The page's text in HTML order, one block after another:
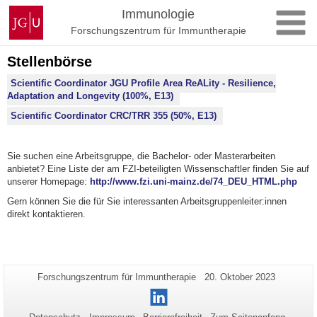
Zum
Inhalt
springen
Johannes
Gutenberg-
Universität
Mainz
Immunologie
Forschungszentrum für Immuntherapie
Stellenbörse
Scientific CoordinatorJGU Profile Area ReALity - Resilience,
Adaptation and Longevity (100%, E13)
Scientific Coordinator CRC/TRR 355 (50%, E13)
Sie suchen eine Arbeitsgruppe, die Bachelor- oder Masterarbeiten
anbietet? Eine Liste der am FZI-beteiligten Wissenschaftler finden Sie auf
unserer Homepage: http://www.fzi.uni-mainz.de/74_DEU_HTML.php
Gern können Sie die für Sie interessanten Arbeitsgruppenleiter:innen
direkt kontaktieren.
Zusätzliche
Informationen
zu
Seiten-
Forschungszentrum für Immuntherapie
Letzte
20. Oktober 2023
LinkedIn